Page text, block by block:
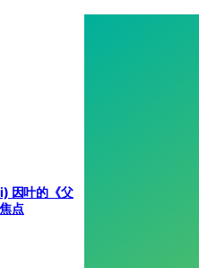
因叶的《父
点